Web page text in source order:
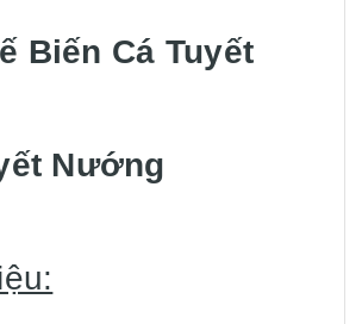
Biến Cá Tuyết
Nướng